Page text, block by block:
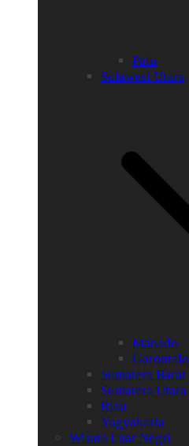
Palu
Sulawesi Utara
Manado
Gorontalo
Sumatera Barat
Sumatera Utara
Riau
Yogyakarta
Wisata Luar Negri